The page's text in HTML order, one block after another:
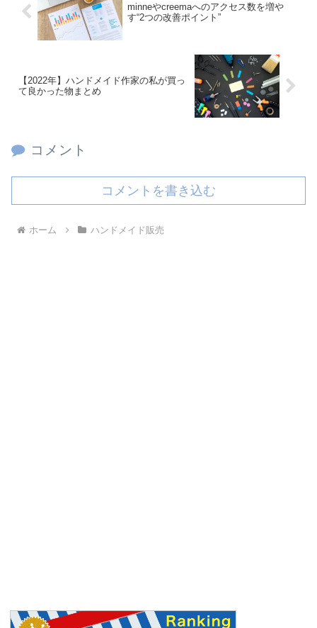
minneやcreemaへのアクセス数を増や
す“2つの改善ポイント”
【2022年】ハンドメイド作家の私が買っ
て良かった物まとめ
コメント
コメントを書き込む
ホーム ハンドメイド販売